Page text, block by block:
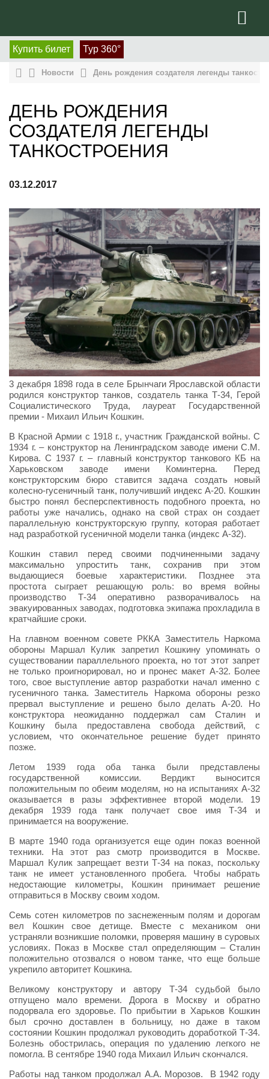
Купить билет Тур 360°
Новости День рождения создателя легенды
ДЕНЬ РОЖДЕНИЯ
СОЗДАТЕЛЯ ЛЕГЕНДЫ
ТАНКОСТРОЕНИЯ
03.12.2017
3 декабря 1898 года в селе Брынчаги Ярославской области
родился конструктор танков, создатель танка Т-34, Герой
Социалистического Труда, лауреат Государственной
премии - Михаил Ильич Кошкин.
В Красной Армии с 1918 г., участник Гражданской войны. С
1934 г. – конструктор на Ленинградском заводе имени С.М.
Кирова. С 1937 г. – главный конструктор танкового КБ на
Харьковском заводе имени Коминтерна. Перед
конструкторским бюро ставится задача создать новый
колесно-гусеничный танк, получивший индекс А-20. Кошкин
быстро понял бесперспективность подобного проекта, но
работы уже начались, однако на свой страх он создает
параллельную конструкторскую группу, которая работает
над разработкой гусеничной модели танка (индекс А-32).
Кошкин ставил перед своими подчиненными задачу
максимально упростить танк, сохранив при этом
выдающиеся боевые характеристики. Позднее эта
простота сыграет решающую роль: во время войны
производство Т-34 оперативно разворачивалось на
эвакуированных заводах, подготовка экипажа прохладила в
кратчайшие сроки.
На главном военном совете РККА Заместитель Наркома
обороны Маршал Кулик запретил Кошкину упоминать о
существовании параллельного проекта, но тот этот запрет
не только проигнорировал, но и пронес макет А-32. Более
того, свое выступление автор разработки начал именно с
гусеничного танка. Заместитель Наркома обороны резко
прервал выступление и решено было делать А-20. Но
конструктора неожиданно поддержал сам Сталин и
Кошкину была предоставлена свобода действий, с
условием, что окончательное решение будет принято
позже.
Летом 1939 года оба танка были представлены
государственной комиссии. Вердикт выносится
положительным по обеим моделям, но на испытаниях А-32
оказывается в разы эффективнее второй модели. 19
декабря 1939 года танк получает свое имя Т-34 и
принимается на вооружение.
В марте 1940 года организуется еще один показ военной
техники. На этот раз смотр производится в Москве.
Маршал Кулик запрещает везти Т-34 на показ, поскольку
танк не имеет установленного пробега. Чтобы набрать
недостающие километры, Кошкин принимает решение
отправиться в Москву своим ходом.
Семь сотен километров по заснеженным полям и дорогам
вел Кошкин свое детище. Вместе с механиком они
устраняли возникшие поломки, проверяя машину в суровых
условиях. Показ в Москве стал определяющим – Сталин
положительно отозвался о новом танке, что еще больше
укрепило авторитет Кошкина.
Великому конструктору и автору Т-34 судьбой было
отпущено мало времени. Дорога в Москву и обратно
подорвала его здоровье. По прибытии в Харьков Кошкин
был срочно доставлен в больницу, но даже в таком
состоянии Кошкин продолжал руководить доработкой Т-34.
Болезнь обострилась, операция по удалению легкого не
помогла. В сентябре 1940 года Михаил Ильич скончался.
Работы над танком продолжал А.А. Морозов. В 1942 году